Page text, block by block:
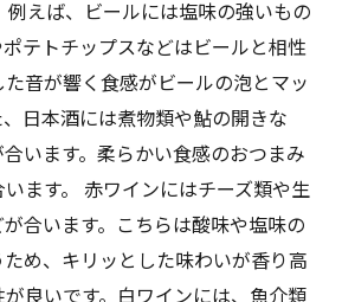
例えば、ビールには塩味の強いもの
テトチップスなどはビールと相性
音が響く食感がビールの泡とマッ
日本酒には煮物類や鮎の開きな
います。柔らかい食感のおつまみ
ます。 赤ワインにはチーズ類や生
合います。こちらは酸味や塩味の
め、キリッとした味わいが香り高
良いです。白ワインには、魚介類